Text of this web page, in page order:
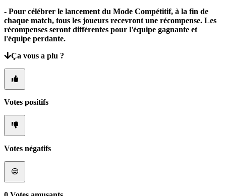
- Pour célébrer le lancement du Mode Compétitif, à la fin de
chaque match, tous les joueurs recevront une récompense. Les
récompenses seront différentes pour l'équipe gagnante et
l'équipe perdante.
Ça vous a plu ?
Votes positifs
Votes négatifs